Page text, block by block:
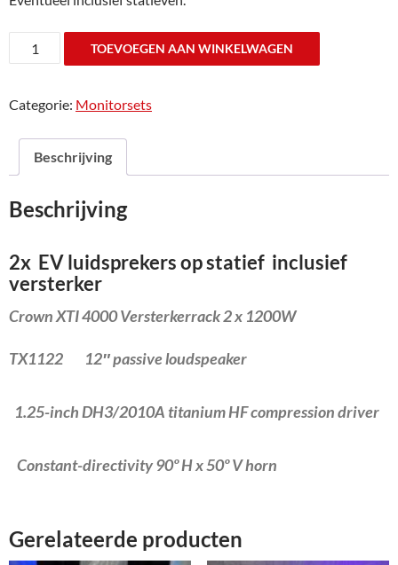
TX1122
2
per
aantal
TOEVOEGEN AAN WINKELWAGEN
Categorie: Monitorsets
Beschrijving
Beschrijving
2x EV luidsprekers op statief inclusief
versterker
Crown XTI 4000 Versterkerrack 2 x 1200W
TX1122 12″ passive loudspeaker
1.25-inch DH3/2010A titanium HF compression driver
Constant-directivity 90º H x 50º V horn
Gerelateerde producten